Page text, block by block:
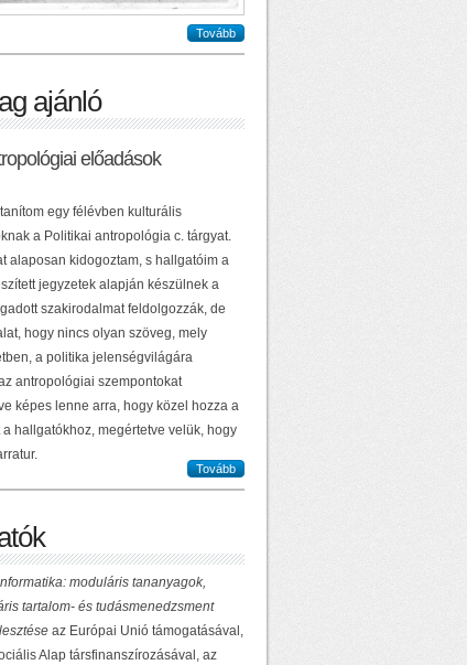
Tovább
ajánló
előadások
egy félévben kulturális
a Politikai antropológia c. tárgyat.
alaposan kidogoztam, s hallgatóim a
jegyzetek alapján készülnek a
szakirodalmat feldolgozzák, de
hogy nincs olyan szöveg, mely
a politika jelenségvilágára
antropológiai szempontokat
képes lenne arra, hogy közel hozza a
hallgatókhoz, megértetve velük, hogy
Tovább
moduláris tananyagok,
tartalom- és tudásmenedzsment
az Európai Unió támogatásával,
Alap társfinanszírozásával, az